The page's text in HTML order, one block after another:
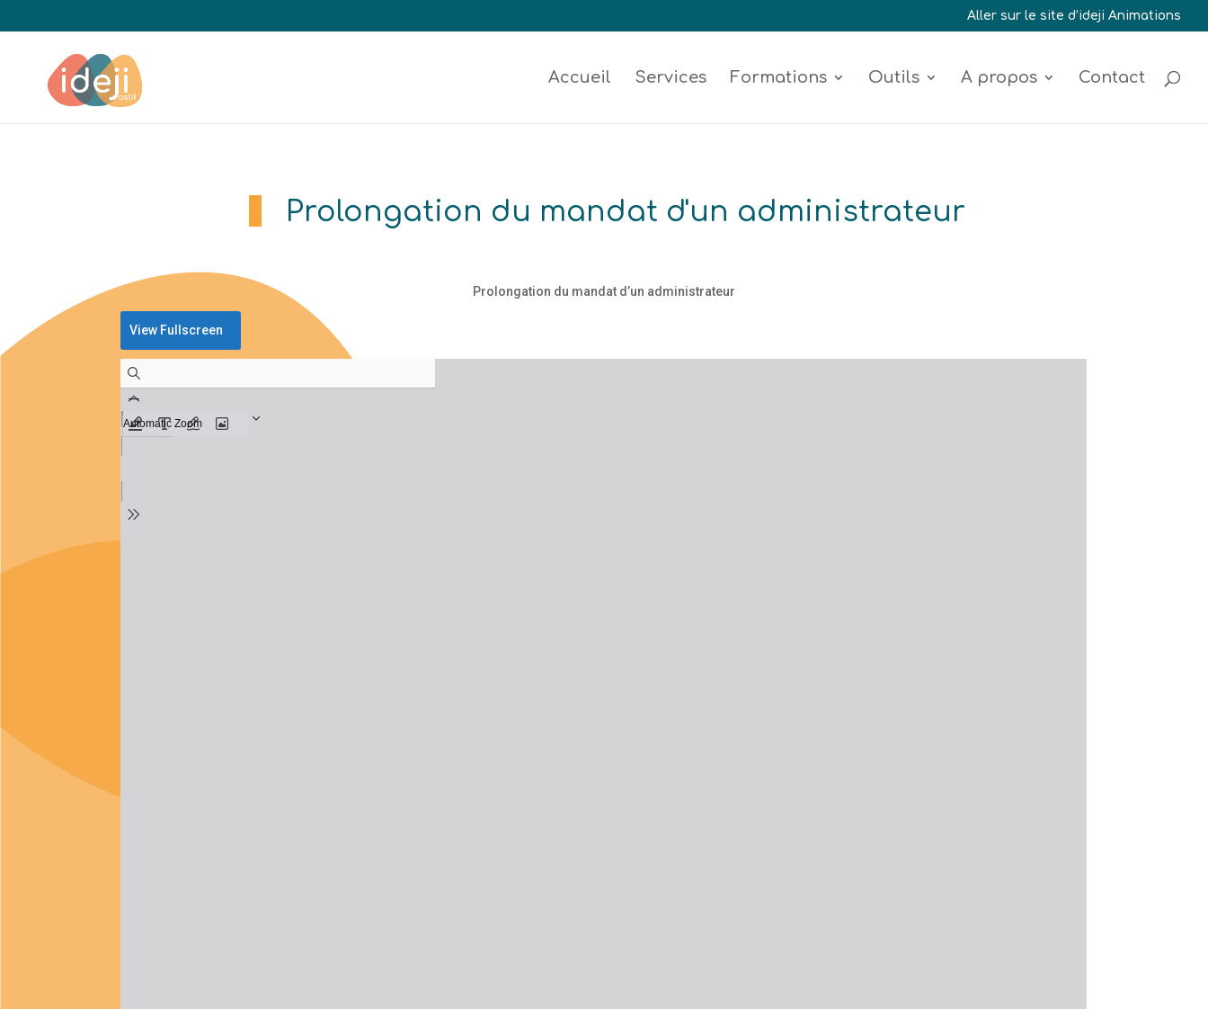
Aller sur le site d’ideji Animations
Accueil Services Formations Outils A propos Contact
Prolongation du mandat d'un administrateur
Prolongation du mandat d’un administrateur
View Fullscreen